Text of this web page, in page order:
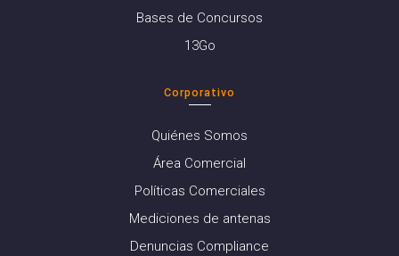
Bases de Concursos
13Go
Corporativo
Quiénes Somos
Área Comercial
Políticas Comerciales
Mediciones de antenas
Denuncias Compliance